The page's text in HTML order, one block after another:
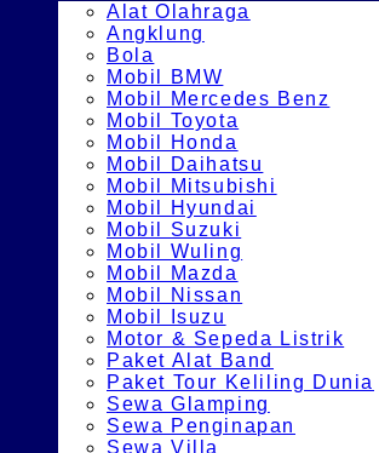
Alat Olahraga
Angklung
Bola
Mobil BMW
Mobil Mercedes Benz
Mobil Toyota
Mobil Honda
Mobil Daihatsu
Mobil Mitsubishi
Mobil Hyundai
Mobil Suzuki
Mobil Wuling
Mobil Mazda
Mobil Nissan
Mobil Isuzu
Motor & Sepeda Listrik
Paket Alat Band
Paket Tour Keliling Dunia
Sewa Glamping
Sewa Penginapan
Sewa Villa